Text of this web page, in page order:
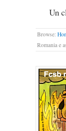
Un
Browse:
Romania e